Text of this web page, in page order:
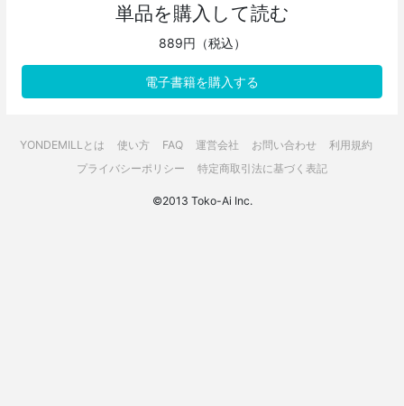
単品を購入して読む
889円（税込）
電子書籍を購入する
YONDEMILLとは 使い方 FAQ 運営会社 お問い合わせ
利用規約
プライバシーポリシー
特定商取引法に基づく表記
©2013 Toko-Ai Inc.